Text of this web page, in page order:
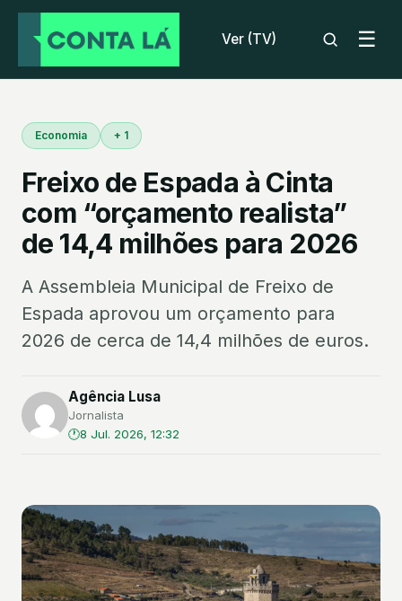
Ver (TV) ☰
Economia + 1
Freixo de Espada à Cinta
com “orçamento realista”
de 14,4 milhões para 2026
A Assembleia Municipal de Freixo de
Espada aprovou um orçamento para
2026 de cerca de 14,4 milhões de euros.
Agência Lusa
Jornalista
8 Jul. 2026, 12:32